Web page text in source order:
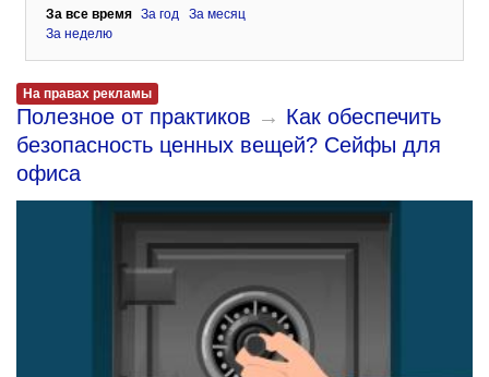
За все время За год
За месяц
За неделю
На правах рекламы
Полезное от практиков → Как обеспечить
безопасность ценных вещей? Сейфы для
офиса